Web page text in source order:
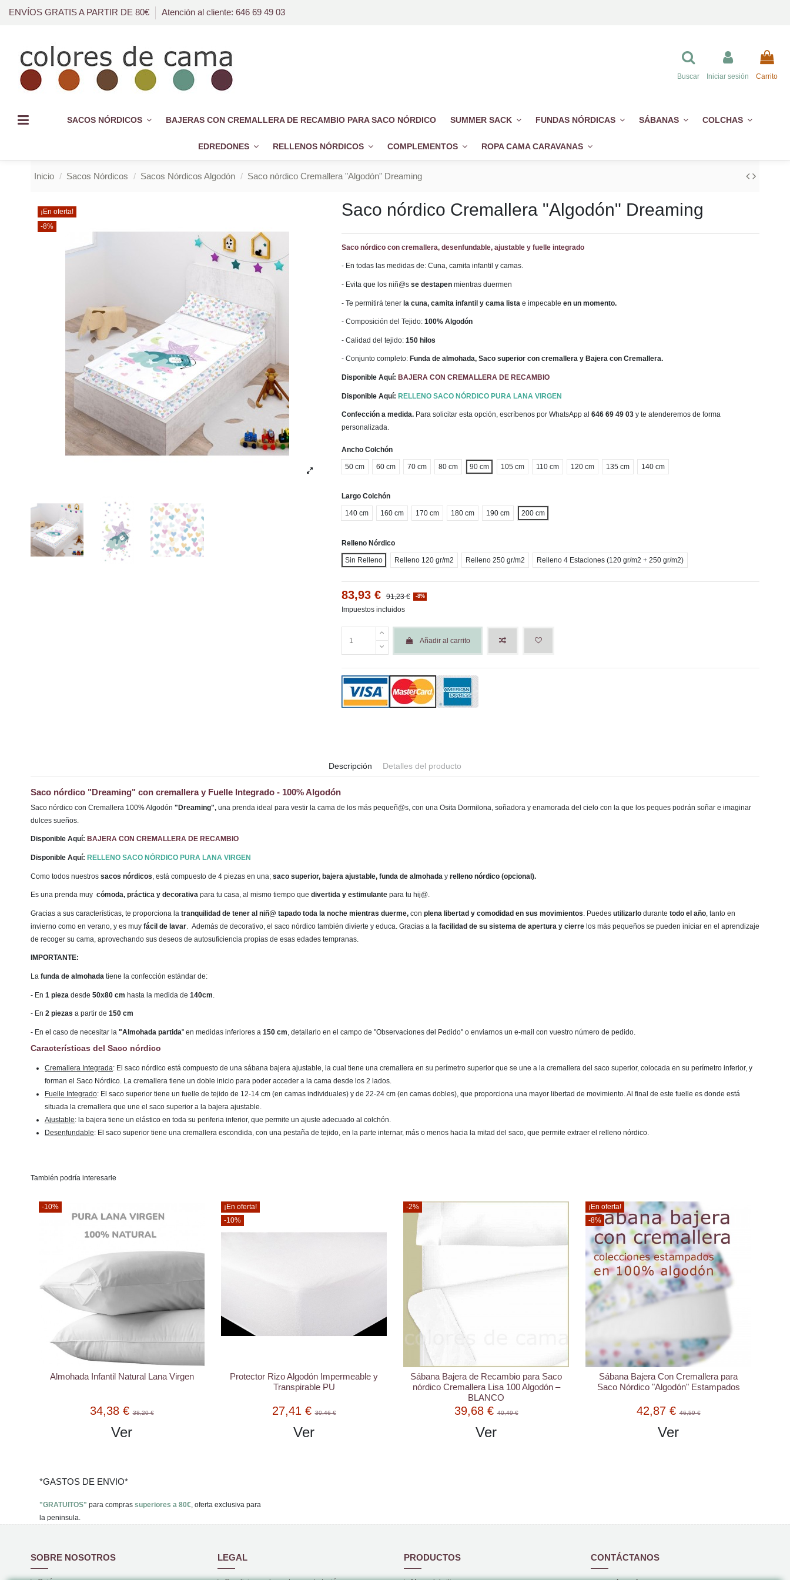
ENVÍOS GRATIS A PARTIR DE 80€ Atención al cliente: 646 69 49 03
Buscar Iniciar sesión Carrito
SACOS NÓRDICOS BAJERAS CON CREMALLERA DE RECAMBIO PARA SACO NÓRDICO SUMMER SACK FUNDAS NÓRDICAS SÁBANAS COLCHAS
EDREDONES RELLENOS NÓRDICOS COMPLEMENTOS ROPA CAMA CARAVANAS
Inicio Sacos Nórdicos Sacos Nórdicos Algodón Saco nórdico Cremallera "Algodón" Dreaming
¡En oferta!
-8%
Saco nórdico Cremallera "Algodón" Dreaming
Saco nórdico con cremallera, desenfundable, ajustable y fuelle integrado
- En todas las medidas de: Cuna, camita infantil y camas.
- Evita que los niñ@sse destapen mientras duermen
- Te permitirá tenerla cuna, camita infantil y cama lista e impecableen un momento.
- Composición del Tejido:100% Algodón
- Calidad del tejido:150 hilos
- Conjunto completo: Funda de almohada, Saco superior con cremallera y Bajera con Cremallera.
Disponible Aquí: BAJERA CON CREMALLERA DE RECAMBIO
Disponible Aquí:RELLENO SACO NÓRDICO PURA LANA VIRGEN
Confección a medida. Para solicitar esta opción, escríbenos por WhatsApp al646 69 49 03y te atenderemos de forma
personalizada.
Ancho Colchón
50 cm 60 cm 70 cm 80 cm 90 cm 105 cm 110 cm 120 cm 135 cm 140 cm
Largo Colchón
140 cm 160 cm 170 cm 180 cm 190 cm 200 cm
Relleno Nórdico
Sin Relleno Relleno 120 gr/m2 Relleno 250 gr/m2 Relleno 4 Estaciones (120 gr/m2 + 250 gr/m2)
83,93 € 91,23 € -8%
Impuestos incluidos
Añadir al carrito
Descripción Detalles del producto
Saco nórdico "Dreaming" con cremallera y Fuelle Integrado - 100% Algodón
Saco nórdico con Cremallera 100% Algodón "Dreaming", una prenda ideal para vestir la cama de los más pequeñ@s, con una Osita Dormilona, soñadora y enamorada del cielo con la que los peques podrán soñar e imaginar
dulces sueños.
Disponible Aquí: BAJERA CON CREMALLERA DE RECAMBIO
Disponible Aquí: RELLENO SACO NÓRDICO PURA LANA VIRGEN
Como todos nuestros sacos nórdicos , está compuesto de 4 piezas en una; saco superior, bajera ajustable, funda de almohada y relleno nórdico (opcional).
Es una prenda muy cómoda, práctica y decorativa para tu casa, al mismo tiempo que divertida y estimulante para tu hij@.
Gracias a sus características, te proporciona la tranquilidad de tener al niñ@ tapado toda la noche mientras duerme, con plena libertad y comodidad en sus movimientos . Puedes utilizarlo durante todo el año , tanto en
invierno como en verano, y es muy fácil de lavar . Además de decorativo, el saco nórdico también divierte y educa. Gracias a la facilidad de su sistema de apertura y cierre los más pequeños se pueden iniciar en el aprendizaje
de recoger su cama, aprovechando sus deseos de autosuficiencia propias de esas edades tempranas.
IMPORTANTE:
La funda de almohada tiene la confección estándar de:
- En 1 pieza desde 50x80 cm hasta la medida de 140cm
- En 2 piezas a partir de 150 cm
- En el caso de necesitar la "Almohada partida" en medidas inferiores a 150 cm , detallarlo en el campo de "Observaciones del Pedido" o enviarnos un e-mail con vuestro número de pedido.
Características del Saco nórdico
Cremallera Integrada: El saco nórdico está compuesto de una sábana bajera ajustable, la cual tiene una cremallera en su perímetro superior que se une a la cremallera del saco superior, colocada en su perímetro inferior, y
forman el Saco Nórdico. La cremallera tiene un doble inicio para poder acceder a la cama desde los 2 lados.
Fuelle Integrado: El saco superior tiene un fuelle de tejido de 12-14 cm (en camas individuales) y de 22-24 cm (en camas dobles), que proporciona una mayor libertad de movimiento. Al final de este fuelle es donde está
situada la cremallera que une el saco superior a la bajera ajustable.
Ajustable: la bajera tiene un elástico en toda su periferia inferior, que permite un ajuste adecuado al colchón.
Desenfundable: El saco superior tiene una cremallera escondida, con una pestaña de tejido, en la parte internar, más o menos hacia la mitad del saco, que permite extraer el relleno nórdico.
También podría interesarle
-10%
Almohada Infantil Natural Lana Virgen
34,38 €38,20 €
Ver
¡En oferta!
-10%
Protector Rizo Algodón Impermeable y
Transpirable PU
27,41 €30,46 €
Ver
-2%
Sábana Bajera de Recambio para Saco
nórdico Cremallera Lisa 100 Algodón –
BLANCO
39,68 €40,49 €
Ver
¡En oferta!
-8%
Sábana Bajera Con Cremallera para
Saco Nórdico "Algodón" Estampados
42,87 €46,59 €
Ver
*GASTOS DE ENVIO*
"GRATUITOS" para compras superiores a 80€, oferta exclusiva para
la peninsula.
SOBRE NOSOTROS LEGAL PRODUCTOS CONTÁCTANOS